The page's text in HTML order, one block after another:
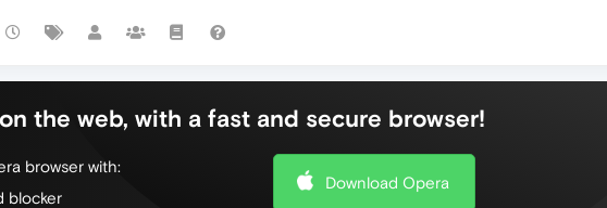
the web, with a fast and secure browser!
browser with:
blocker
Download Opera